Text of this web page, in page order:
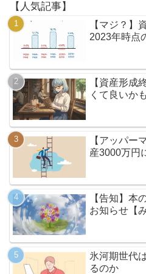
【人気記事】
【マジ？】
2023年時点
【資産形成
くて良いか
【アッパー
産3000万円
【告知】本
お知らせ【
氷河期世代
るのか